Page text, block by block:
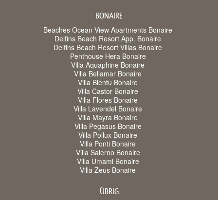
BONAIRE
Beaches Ocean View Apartments Bonaire
Delfins Beach Resort App. Bonaire
Delfins Beach Resort Villas Bonaire
Penthouse Hera Bonaire
Villa Aquaphine Bonaire
Villa Bellamar Bonaire
Villa Bientu Bonaire
Villa Castor Bonaire
Villa Flores Bonaire
Villa Lavendel Bonaire
Villa Mayra Bonaire
Villa Pegasus Bonaire
Villa Pollux Bonaire
Villa Ponti Bonaire
Villa Salerno Bonaire
Villa Umami Bonaire
Villa Zeus Bonaire
ÜBRIG